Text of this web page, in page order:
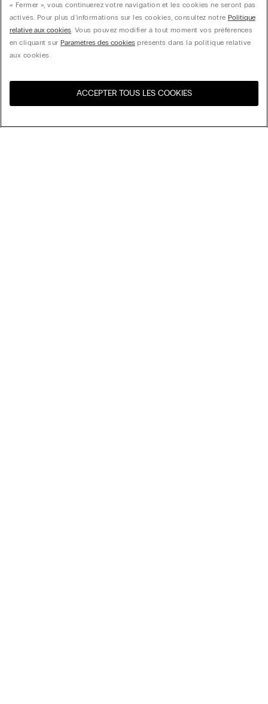
United States
« Fermer », vous continuerez votre navigation et les cookies ne seront pas
activés. Pour plus d'informations sur les cookies, consultez notre Politique
relative aux cookies. Vous pouvez modifier à tout moment vos préférences
en cliquant sur Paramètres des cookiesprésents dans la politique relative
aux cookies.
ACCEPTER TOUS LES COOKIES